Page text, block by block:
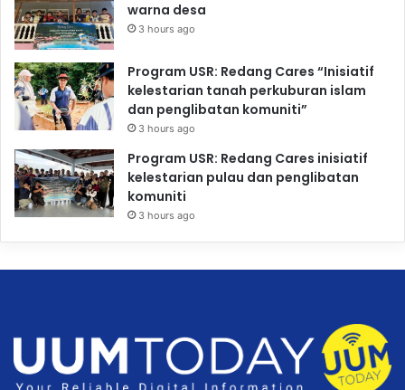
warna desa
3 hours ago
Program USR: Redang Cares “Inisiatif
kelestarian tanah perkuburan islam
dan penglibatan komuniti”
3 hours ago
Program USR: Redang Cares inisiatif
kelestarian pulau dan penglibatan
komuniti
3 hours ago